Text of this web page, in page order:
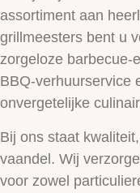
assortiment aan
grillmeesters bent u
zorgeloze barbecue-
BBQ-verhuurservice
onvergetelijke
Bij ons staat
vaandel. Wij
voor zowel